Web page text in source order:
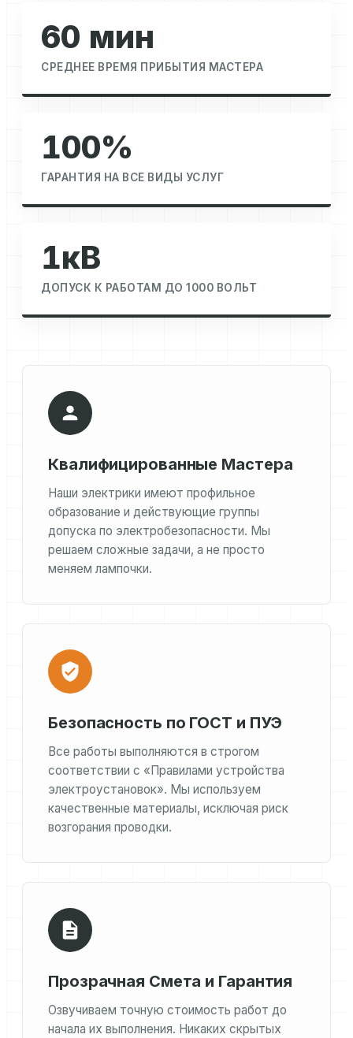
60 мин
СРЕДНЕЕ ВРЕМЯ ПРИБЫТИЯ МАСТЕРА
100%
ГАРАНТИЯ НА ВСЕ ВИДЫ УСЛУГ
1кВ
ДОПУСК К РАБОТАМ ДО 1000 ВОЛЬТ
Квалифицированные Мастера
Наши электрики имеют профильное
образование и действующие группы
допуска по электробезопасности. Мы
решаем сложные задачи, а не просто
меняем лампочки.
Безопасность по ГОСТ и ПУЭ
Все работы выполняются в строгом
соответствии с «Правилами устройства
электроустановок». Мы используем
качественные материалы, исключая риск
возгорания проводки.
Прозрачная Смета и Гарантия
Озвучиваем точную стоимость работ до
начала их выполнения. Никаких скрытых